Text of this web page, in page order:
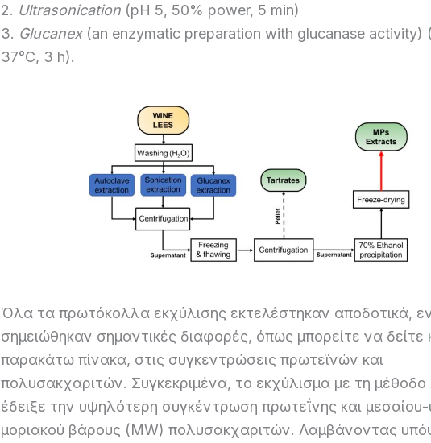
2. Ultrasonication (pH 5, 50% power, 5 min)
3. Glucanex(an enzymatic preparation with glucanase activity)
37°C, 3 h).
Όλα τα πρωτόκολλα εκχύλισης εκτελέστηκαν αποδοτικά,
σημειώθηκαν σημαντικές διαφορές, όπως μπορείτε να δείτε
παρακάτω πίνακα, στις συγκεντρώσεις πρωτεϊνών και
πολυσακχαριτών. Συγκεκριμένα, το εκχύλισμα με τη
έδειξε την υψηλότερη συγκέντρωση πρωτεΐνης και
μοριακού βάρους (MW) πολυσακχαριτών. Λαμβάνοντας